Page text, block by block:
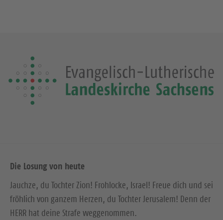
Die Losung von heute
Jauchze, du Tochter Zion! Frohlocke, Israel! Freue dich und sei
fröhlich von ganzem Herzen, du Tochter Jerusalem! Denn der
HERR hat deine Strafe weggenommen.